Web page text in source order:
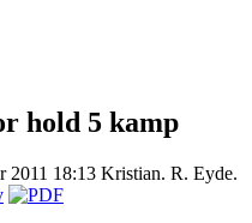
hold 5 kamp
2011 18:13 Kristian. R. Eyde.